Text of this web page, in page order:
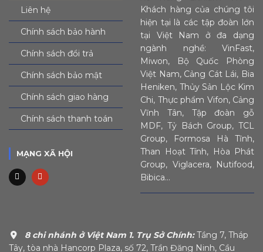
Liên hệ
Chính sách bảo hành
Chính sách đổi trả
Chính sách bảo mật
Chính sách giao hàng
Chính sách thanh toán
MẠNG XÃ HỘI
Khách hàng của chúng tôi
hiện tại là các tập đoàn lớn
tại Việt Nam ở đa dạng
ngành nghề: VinFast,
Miwon, Bộ Quốc Phòng
Việt Nam, Cảng Cát Lái, Bia
Heniken, Thủy Sản Lộc Kim
Chi, Thực phẩm Vifon, Cảng
Vĩnh Tân, Tập đoàn gỗ
MDF, Tỷ Bách Group, TCL
Group, Formosa Hà Tĩnh,
Than Hoạt Tính, Hòa Phát
Group, Viglacera, Nutifood,
Bibica…
8 chi nhánh ở Việt Nam 1. Trụ Sở Chính:Tầng 7, Tháp
Tây, tòa nhà Hancorp Plaza, số 72, Trần Đăng Ninh, Cầu